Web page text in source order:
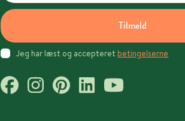
Tilmeld
Jeg har læst og accepteret betingelserne